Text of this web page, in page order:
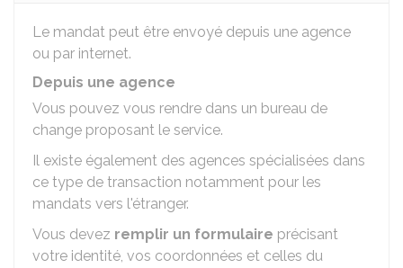
Le mandat peut être envoyé depuis une agence
ou par internet.
Depuis une agence
Vous pouvez vous rendre dans un bureau de
change proposant le service.
Il existe également des agences spécialisées dans
ce type de transaction notamment pour les
mandats vers l'étranger.
Vous devez remplir un formulaire précisant
votre identité, vos coordonnées et celles du